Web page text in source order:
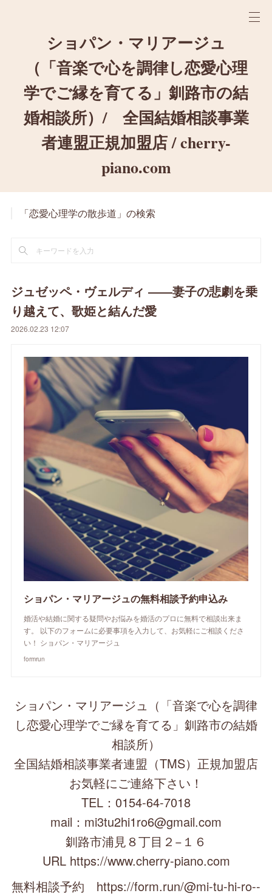
ショパン・マリアージュ
（「音楽で心を調律し恋愛心理
学でご縁を育てる」釧路市の結
婚相談所）/ 全国結婚相談事業
者連盟正規加盟店 / cherry-
piano.com
「恋愛心理学の散歩道」の検索
ジュゼッペ・ヴェルディ ――妻子の悲劇を乗
り越えて、歌姫と結んだ愛
2026.02.23 12:07
ショパン・マリアージュの無料相談予約申込み
婚活や結婚に関する疑問やお悩みを婚活のプロに無料で相談出来ま
す。 以下のフォームに必要事項を入力して、お気軽にご相談くださ
い！ ショパン・マリアージュ
formrun
ショパン・マリアージュ（「音楽で心を調律
し恋愛心理学でご縁を育てる」釧路市の結婚
相談所）
全国結婚相談事業者連盟（TMS）正規加盟店
お気軽にご連絡下さい！
TEL：0154-64-7018
mail：mi3tu2hi1ro6@gmail.com
釧路市浦見８丁目２−１６
URL https://www.cherry-piano.com
無料相談予約 https://form.run/@mi-tu-hi-ro--